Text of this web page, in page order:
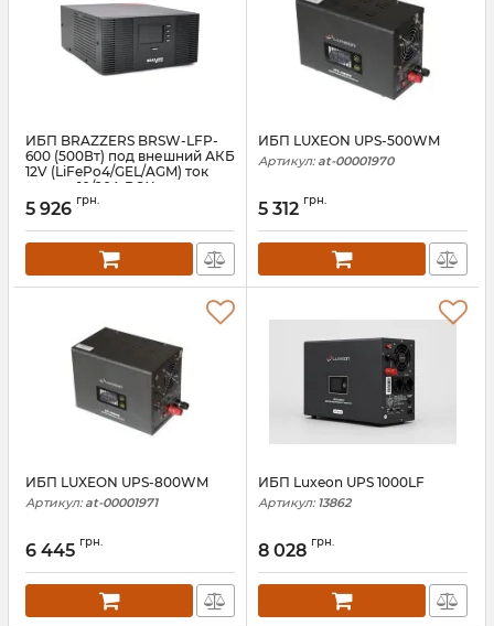
ИБП BRAZZERS BRSW-LFP-
600 (500Вт) под внешний АКБ
12V (LiFePo4/GEL/AGM) ток
заряда 10/20A BOX
Артикул: 06806
5 926 грн.
ИБП LUXEON UPS-500WM
Артикул: at-00001970
5 312 грн.
ИБП LUXEON UPS-800WM
Артикул: at-00001971
6 445 грн.
ИБП Luxeon UPS 1000LF
Артикул: 13862
8 028 грн.